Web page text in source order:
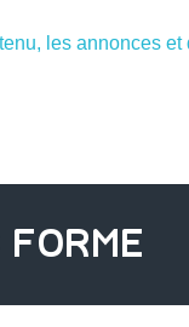
les annonces et